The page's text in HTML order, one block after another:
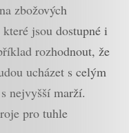
zbožových
jsou dostupné i
rozhodnout, že
ucházet s celým
nejvyšší marží.
pro tuhle